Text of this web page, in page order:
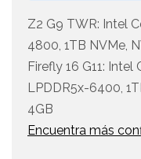
Z2 G9 TWR: Intel
4800, 1TB NVMe,
Firefly 16 G11: Intel
LPDDR5x-6400,
4GB
Encuentra más